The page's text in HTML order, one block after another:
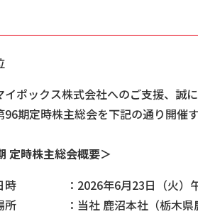
イポックス株式会社へのご支援、誠
96期定時株主総会を下記の通り開催
定時株主総会概要＞
時
：2026年6月23日（火
所
：当社 鹿沼本社（栃木